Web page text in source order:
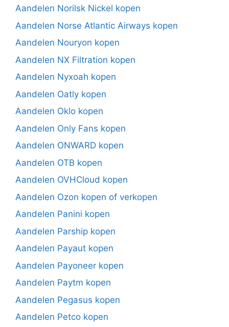
Aandelen Norilsk Nickel kopen
Aandelen Norse Atlantic Airways kopen
Aandelen Nouryon kopen
Aandelen NX Filtration kopen
Aandelen Nyxoah kopen
Aandelen Oatly kopen
Aandelen Oklo kopen
Aandelen Only Fans kopen
Aandelen ONWARD kopen
Aandelen OTB kopen
Aandelen OVHCloud kopen
Aandelen Ozon kopen of verkopen
Aandelen Panini kopen
Aandelen Parship kopen
Aandelen Payaut kopen
Aandelen Payoneer kopen
Aandelen Paytm kopen
Aandelen Pegasus kopen
Aandelen Petco kopen